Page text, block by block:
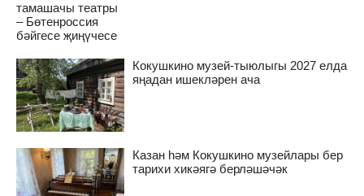
тамашачы театры
– Бөтенроссия
бәйгесе җиңүчесе
Кокушкино музей-тыюлыгы 2027 елда
яңадан ишекләрен ача
Казан һәм Кокушкино музейлары бер
тарихи хикәягә берләшәчәк